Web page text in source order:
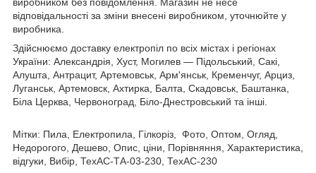
відповідальності за зміни внесені виробником, уточнюйте у
виробника.
Здійснюємо доставку електропіл по всіх містах і регіонах
України: Александрія, Хуст, Могилев — Підольський, Сакі,
Алушта, Антрацит, Артемовськ, Арм'янськ, Кременчуг, Арциз,
Луганськ, Артемовск, Ахтирка, Балта, Скадовськ, Баштанка,
Біла Церква, Червоноград, Біло-Днестровський та інші.
Мітки: Пила, Електропила, Гілкоріз, Фото, Оптом, Огляд,
Недорогого, Дешево, Опис, ціни, Порівняння, Характеристика,
відгуки, Вибір, ТехАС-ТА-03-230, ТехАС-230